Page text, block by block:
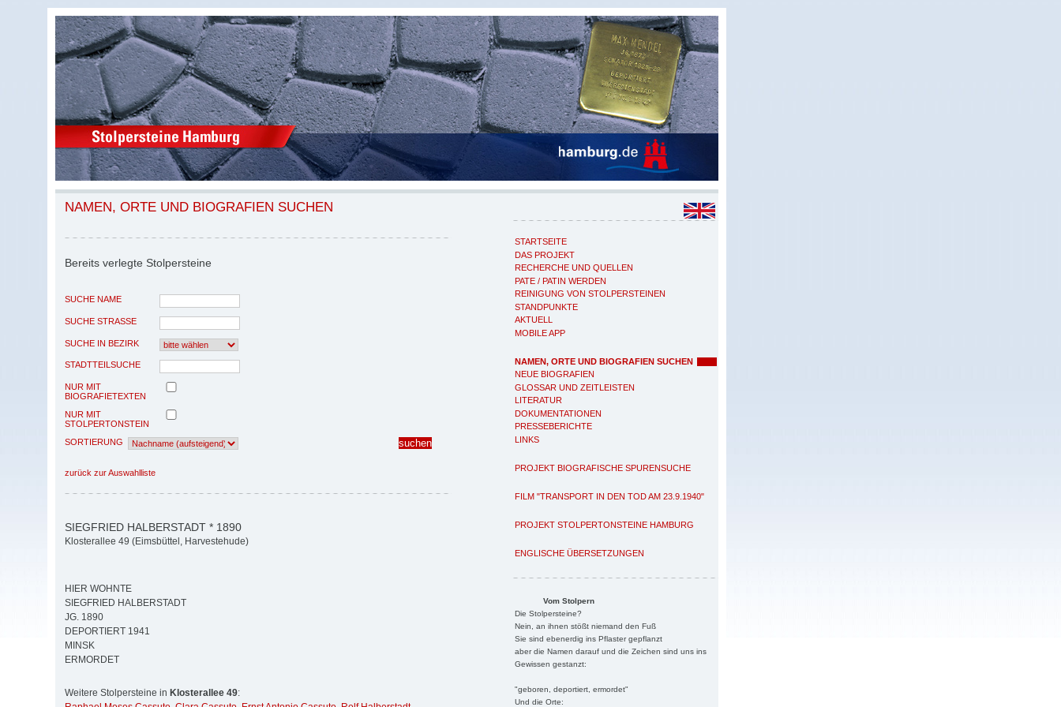
STARTSEITE
DAS PROJEKT
RECHERCHE UND QUELLEN
PATE / PATIN WERDEN
REINIGUNG VON STOLPERSTEINEN
STANDPUNKTE
AKTUELL
MOBILE APP
NAMEN, ORTE UND BIOGRAFIEN SUCHEN
NEUE BIOGRAFIEN
GLOSSAR UND ZEITLEISTEN
LITERATUR
DOKUMENTATIONEN
PRESSEBERICHTE
LINKS
PROJEKT BIOGRAFISCHE SPURENSUCHE
FILM "TRANSPORT IN DEN TOD AM 23.9.1940"
PROJEKT STOLPERTONSTEINE HAMBURG
ENGLISCHE ÜBERSETZUNGEN
Vom Stolpern
Die Stolpersteine?
Nein, an ihnen stößt niemand den Fuß
Sie sind ebenerdig ins Pflaster gepflanzt
aber die Namen darauf und die Zeichen sind uns ins
Gewissen gestanzt:
"geboren, deportiert, ermordet"
Und die Orte:
NAMEN, ORTE UND BIOGRAFIEN SUCHEN
Bereits verlegte Stolpersteine
SUCHE NAME
SUCHE STRASSE
SUCHE IN BEZIRK
STADTTEILSUCHE
NUR MIT
BIOGRAFIETEXTEN
NUR MIT
STOLPERTONSTEIN
SORTIERUNG
zurück zur Auswahlliste
SIEGFRIED HALBERSTADT * 1890
Klosterallee 49 (Eimsbüttel, Harvestehude)
HIER WOHNTE
SIEGFRIED HALBERSTADT
JG. 1890
DEPORTIERT 1941
MINSK
ERMORDET
Weitere Stolpersteine in Klosterallee 49: